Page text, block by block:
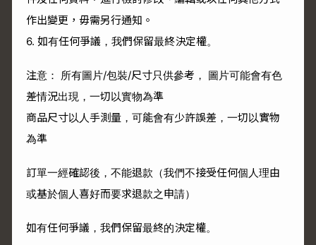
作出變更，毋需另行通知。
6. 如有任何爭議，我們保留最終決定權。
注意： 所有圖片/包裝/尺寸只供參考， 圖片可能會有色
差情況出現，一切以實物為準
商品尺寸以人手測量，可能會有少許誤差，一切以實物
為準
訂單一經確認後，不能退款（我們不接受任何個人理由
或基於個人喜好而要求退款之申請）
如有任何爭議，我們保留最終的決定權。